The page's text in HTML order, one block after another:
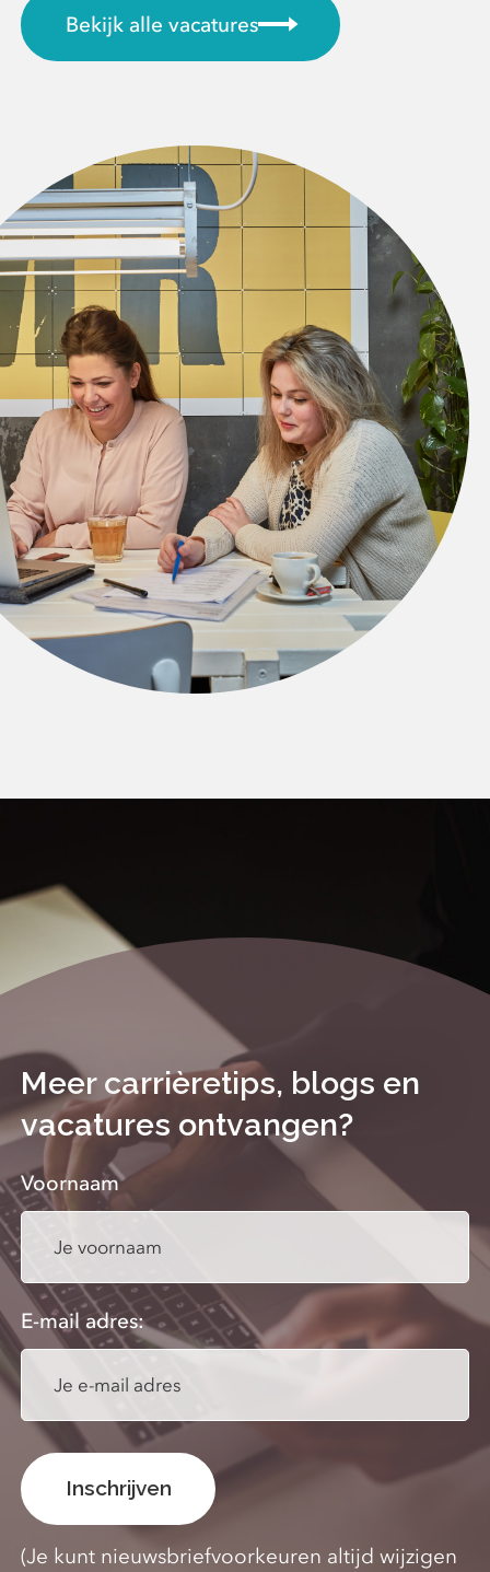
Bekijk alle vacatures
Meer carrièretips, blogs en
vacatures ontvangen?
Voornaam
E-mail adres:
(Je kunt nieuwsbriefvoorkeuren altijd wijzigen